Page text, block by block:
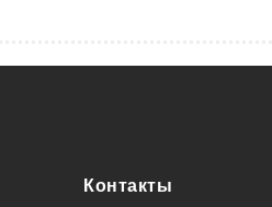
Контакты